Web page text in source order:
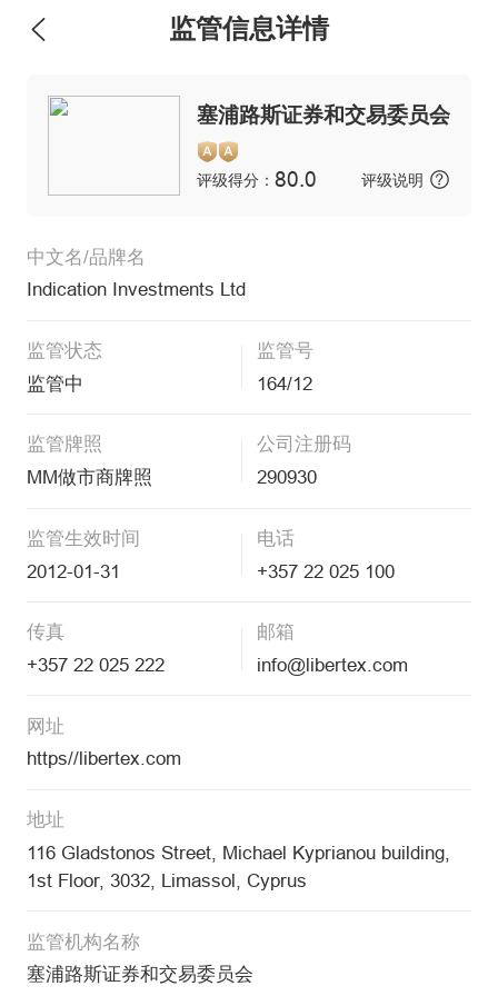
监管信息详情
塞浦路斯证券和交易委员会
评级得分： 80.0 评级说明
中文名/品牌名
Indication Investments Ltd
监管状态
监管中
监管号
164/12
监管牌照
MM做市商牌照
公司注册码
290930
监管生效时间
2012-01-31
电话
+357 22 025 100
传真
+357 22 025 222
邮箱
info@libertex.com
网址
https//libertex.com
地址
116 Gladstonos Street, Michael Kyprianou building,
1st Floor, 3032, Limassol, Cyprus
监管机构名称
塞浦路斯证券和交易委员会